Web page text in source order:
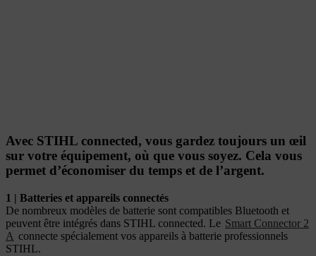
Avec STIHL connected, vous gardez toujours un œil
sur votre équipement, où que vous soyez. Cela vous
permet d’économiser du temps et de l’argent.
1 | Batteries et appareils connectés
De nombreux modèles de batterie sont compatibles Bluetooth et
peuvent être intégrés dans STIHL connected. Le Smart Connector 2
A connecte spécialement vos appareils à batterie professionnels
STIHL.